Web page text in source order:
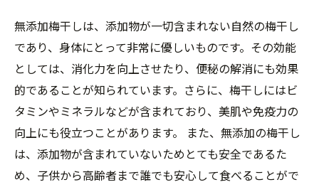
無添加梅干しは、添加物が一切含まれない自然の梅干し
であり、身体にとって非常に優しいものです。その効能
としては、消化力を向上させたり、便秘の解消にも効果
的であることが知られています。さらに、梅干しにはビ
タミンやミネラルなどが含まれており、美肌や免疫力の
向上にも役立つことがあります。 また、無添加の梅干し
は、添加物が含まれていないためとても安全であるた
め、子供から高齢者まで誰でも安心して食べることがで